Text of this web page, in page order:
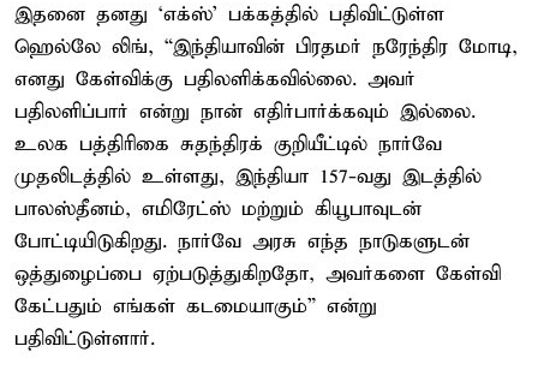
இதனை தனது ‘எக்ஸ்’ பக்கத்தில் பதிவிட்டுள்ள
ஹெல்லே லிங், “இந்தியாவின் பிரதமர் நரேந்திர மோடி,
எனது கேள்விக்கு பதிலளிக்கவில்லை. அவர்
பதிலளிப்பார் என்று நான் எதிர்பார்க்கவும் இல்லை.
உலக பத்திரிகை சுதந்திரக் குறியீட்டில் நார்வே
முதலிடத்தில் உள்ளது, இந்தியா 157-வது இடத்தில்
பாலஸ்தீனம், எமிரேட்ஸ் மற்றும் கியூபாவுடன்
போட்டியிடுகிறது. நார்வே அரசு எந்த நாடுகளுடன்
ஒத்துழைப்பை ஏற்படுத்துகிறதோ, அவர்களை கேள்வி
கேட்பதும் எங்கள் கடமையாகும்” என்று
பதிவிட்டுள்ளார்.